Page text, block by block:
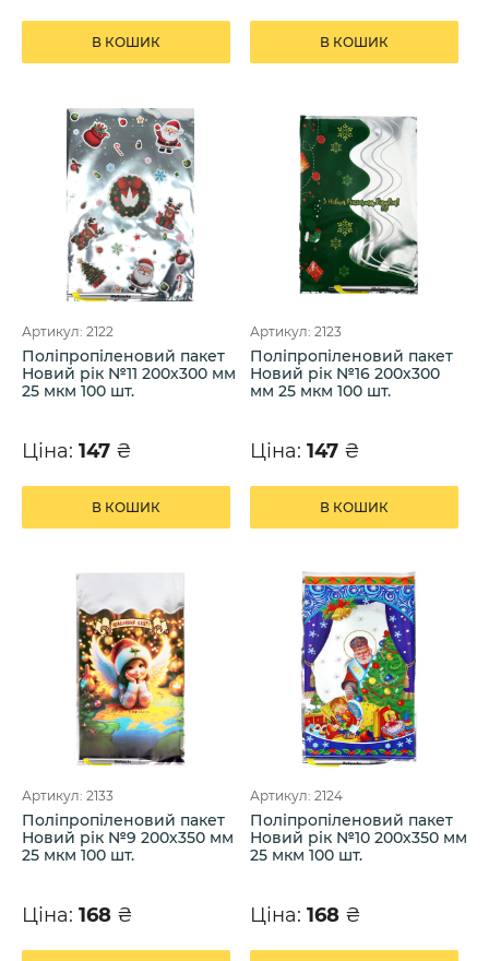
В КОШИК В КОШИК
Артикул: 2122
Поліпропіленовий пакет
Новий рік №11 200х300 мм
25 мкм 100 шт.
Ціна: 147 ₴
В КОШИК
Артикул: 2123
Поліпропіленовий пакет
Новий рік №16 200х300
мм 25 мкм 100 шт.
Ціна: 147 ₴
В КОШИК
Артикул: 2133
Поліпропіленовий пакет
Новий рік №9 200х350 мм
25 мкм 100 шт.
Ціна: 168 ₴
Артикул: 2124
Поліпропіленовий пакет
Новий рік №10 200х350 мм
25 мкм 100 шт.
Ціна: 168 ₴